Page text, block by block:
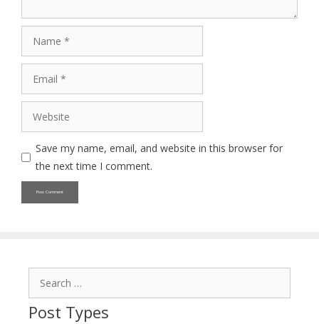
Website
Save my name, email, and website in this browser for
the next time I comment.
Post Types